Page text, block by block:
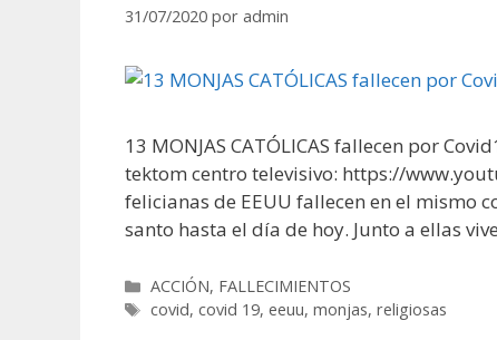
31/07/2020 por admin
13 MONJAS CATÓLICAS fallecen por
tektom centro televisivo: https://
felicianas de EEUU fallecen en el mismo
santo hasta el día de hoy. Junto a ellas
Categorías
ACCIÓN, FALLECIMIENTOS
Etiquetas
covid,covid 19,eeuu,monjas,religiosas